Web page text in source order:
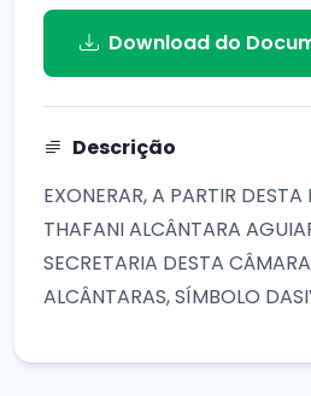
Download do
Descrição
EXONERAR, A PARTIR DESTA
THAFANI ALCÂNTARA
SECRETARIA DESTA
ALCÂNTARAS, SÍMBOLO